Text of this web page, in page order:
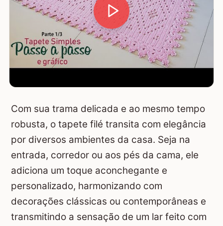
Com sua trama delicada e ao mesmo tempo
robusta, o tapete filé transita com elegância
por diversos ambientes da casa. Seja na
entrada, corredor ou aos pés da cama, ele
adiciona um toque aconchegante e
personalizado, harmonizando com
decorações clássicas ou contemporâneas e
transmitindo a sensação de um lar feito com